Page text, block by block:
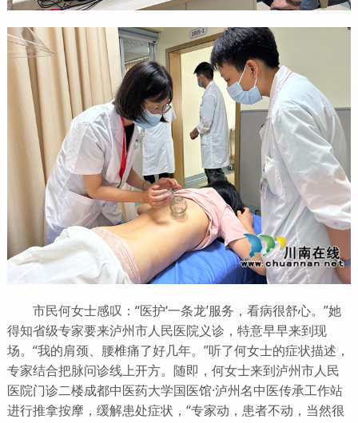
市民何女士感叹：“医护‘一条龙’服务，看病很舒心。”她
得知省级专家要来泸州市人民医院义诊，特意早早来到现
场。“我的肩颈、腰椎痛了好几年。”听了何女士的症状描述，
专家结合把脉问诊线上开方。随即，何女士来到泸州市人民
医院门诊二楼成都中医药大学国医馆·泸州名中医传承工作站
进行推拿按摩，缓解患处症状，“专家动，患者不动，当然很